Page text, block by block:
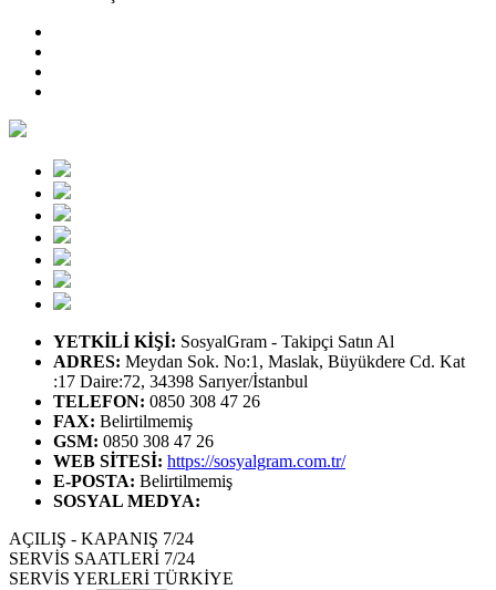
YETKİLİ KİŞİ: SosyalGram - Takipçi Satın Al
ADRES: Meydan Sok. No:1, Maslak, Büyükdere Cd. Kat
:17 Daire:72, 34398 Sarıyer/İstanbul
TELEFON: 0850 308 47 26
FAX: Belirtilmemiş
GSM: 0850 308 47 26
WEB SİTESİ: https://sosyalgram.com.tr/
E-POSTA: Belirtilmemiş
SOSYAL MEDYA:
AÇILIŞ - KAPANIŞ 7/24
SERVİS SAATLERİ 7/24
SERVİS YERLERİ TÜRKİYE